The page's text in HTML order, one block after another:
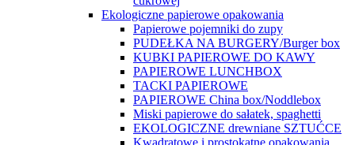
Ekologiczne papierowe opakowania
Papierowe pojemniki do zupy
PUDEŁKA NA BURGERY/Burger box
KUBKI PAPIEROWE DO KAWY
PAPIEROWE LUNCHBOX
TACKI PAPIEROWE
PAPIEROWE China box/Noddlebox
Miski papierowe do sałatek, spaghetti
EKOLOGICZNE drewniane SZTUĆCE
Kwadratowe i prostokątne opakowania